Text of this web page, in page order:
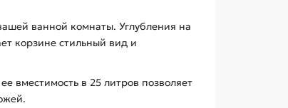
ванной комнаты. Углубления на
корзине стильный вид и
вместимость в 25 литров позволяет